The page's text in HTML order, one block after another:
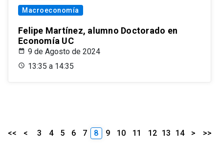
Macroeconomía
Felipe Martínez, alumno Doctorado en
Economía UC
9 de Agosto de 2024
13:35 a 14:35
<< < 3 4 5 6 7 8 9 10 11 12 13 14 > >>